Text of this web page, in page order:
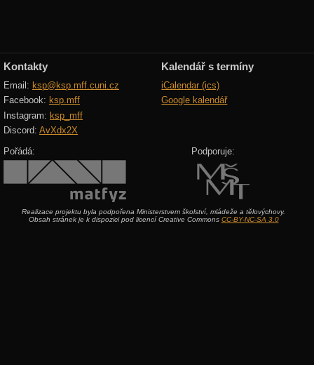
Kontakty
Email: ksp@ksp.mff.cuni.cz
Facebook: ksp.mff
Instagram: ksp_mff
Discord: AvXdx2X
Kalendář s termíny
iCalendar (ics)
Google kalendář
Pořádá: Podporuje:
Realizace projektu byla podpořena Ministerstvem školství, mládeže a tělovýchovy.
Obsah stránek je k dispozici pod licencí Creative Commons CC-BY-NC-SA 3.0